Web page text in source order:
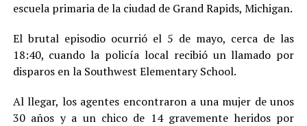
escuela primaria de la ciudad de Grand Rapids, Michigan.
El brutal episodio ocurrió el 5 de mayo, cerca de las
18:40, cuando la policía local recibió un llamado por
disparos en la Southwest Elementary School.
Al llegar, los agentes encontraron a una mujer de unos
30 años y a un chico de 14 gravemente heridos por